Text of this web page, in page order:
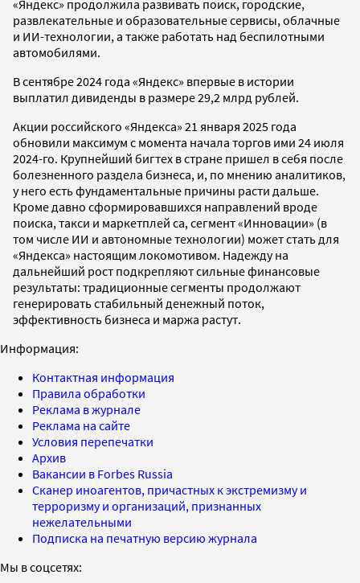
«Яндекс» продолжила развивать поиск, городские,
развлекательные и образовательные сервисы, облачные
и ИИ-технологии, а также работать над беспилотными
автомобилями.
В сентябре 2024 года «Яндекс» впервые в истории
выплатил дивиденды в размере 29,2 млрд рублей.
Акции российского «Яндекса» 21 января 2025 года
обновили максимум с момента начала торгов ими 24 июля
2024-­го. Крупнейший бигтех в стране пришел в себя после
болезненно­го раздела бизнеса, и, по мнению аналитиков,
у него есть фундаментальные причины расти дальше.
Кроме давно сформировавшихся направлений вроде
поиска, такси и маркетплей­ са, сегмент «Инновации» (в
том числе ИИ и автономные технологии) может стать для
«Яндекса» настоящим локомотивом. Надежду на
дальнейший рост подкрепляют сильные финансовые
результаты: традиционные сегменты продолжают
генерировать стабильный денежный поток,
эффективность бизнеса и маржа растут.
Информация:
Контактная информация
Правила обработки
Реклама в журнале
Реклама на сайте
Условия перепечатки
Архив
Вакансии в Forbes Russia
Сканер иноагентов, причастных к экстремизму и
терроризму и организаций, признанных
нежелательными
Подписка на печатную версию журнала
Мы в соцсетях: